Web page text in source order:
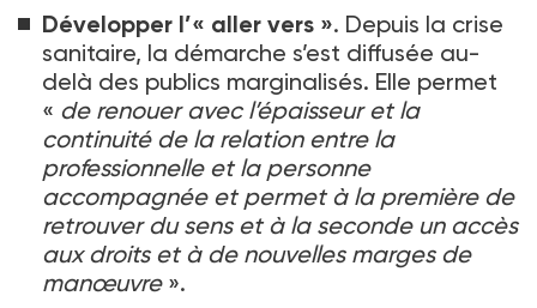
Développer l’« aller vers ». Depuis la crise
sanitaire, la démarche s’est diffusée au-
delà des publics marginalisés. Elle permet
« de renouer avec l’épaisseur et la
continuité de la relation entre la
professionnelle et la personne
accompagnée et permet à la première de
retrouver du sens et à la seconde un accès
aux droits et à de nouvelles marges de
manœuvre ».